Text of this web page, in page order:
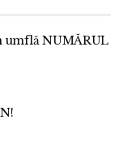
umflă NUMĂRUL